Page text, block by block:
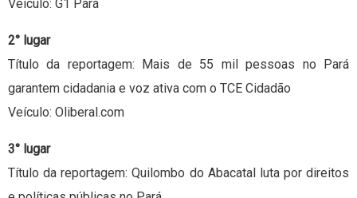
Veículo: G1 Pará
2° lugar
Título da reportagem: Mais de 55 mil pessoas no Pará
garantem cidadania e voz ativa com o TCE Cidadão
Veículo: Oliberal.com
3° lugar
Título da reportagem: Quilombo do Abacatal luta por direitos